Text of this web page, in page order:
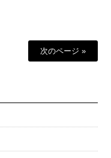
次のページ »